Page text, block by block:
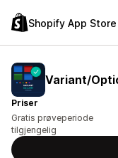
Shopify App Store
Variant/
Priser
Gratis prøveperiode
tilgjengelig